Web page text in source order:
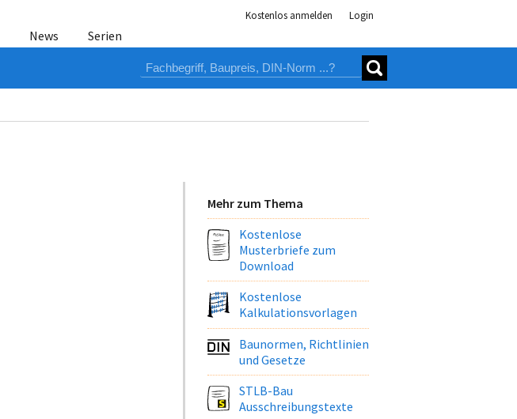
Kostenlos anmelden Login
News Serien
Mehr zum Thema
Kostenlose
Musterbriefe zum
Download
Kostenlose
Kalkulationsvorlagen
Baunormen, Richtlinien
und Gesetze
STLB-Bau
Ausschreibungstexte